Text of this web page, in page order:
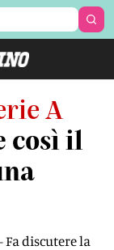
A
così il
discutere la